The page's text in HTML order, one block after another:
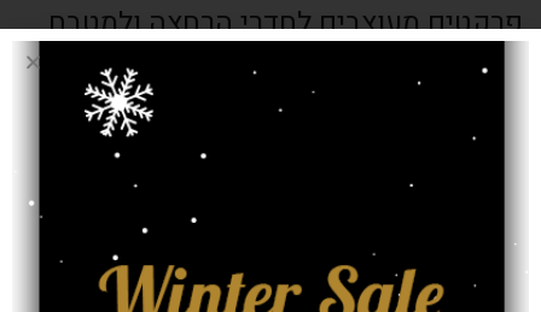
פרקטים מעוצבים לחדרי הרחצה ולמטבח
הפרקטים הייעודיים לחדרי האמבטיה ולמטבח הם יפהפיים ומוסיפים אור רב
בכל המיקומים הללו. הם פרקטיים מאד כיוון שמאד נוח ללכת עליהם ברגליים
יחפות כשיוצאים מהמקלחת או כשנכנסים למטבח בין לבין.
הפרקטים הללו מסוגלים לספוג לתוכם כמות סבירה של לחות או של מים
היוצאים מהמקלחת או מברז המקלחת, כמובן שלא מדובר על כמות גדולה
התקנת פרקטים
ההתקנה מתבצעת במהירות על ידי אנשי מקצוע.